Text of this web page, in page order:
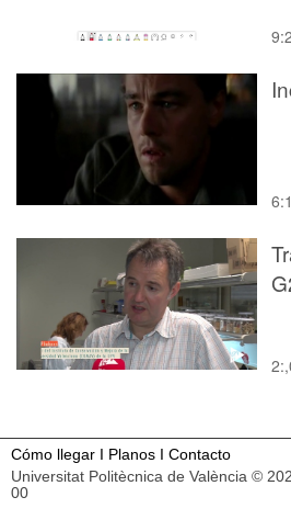
Cómo llegar I Planos I Contacto
Universitat Politècnica de València ©
00